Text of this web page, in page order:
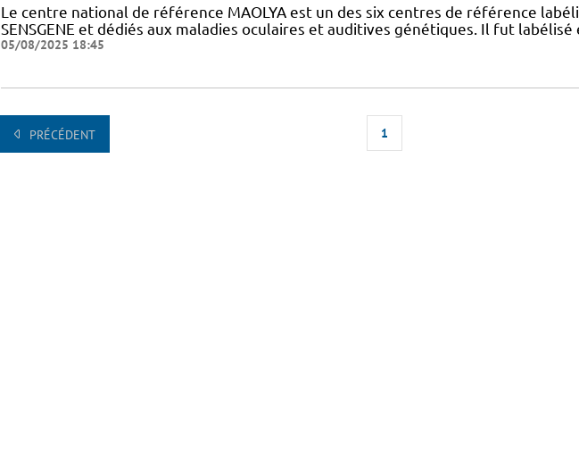
Le centre national de référence MAOLYA est un des six centres de référence
SENSGENE et dédiés aux maladies oculaires et auditives génétiques. Il fut labélisé
05/08/2025 18:45
PRÉCÉDENT 1